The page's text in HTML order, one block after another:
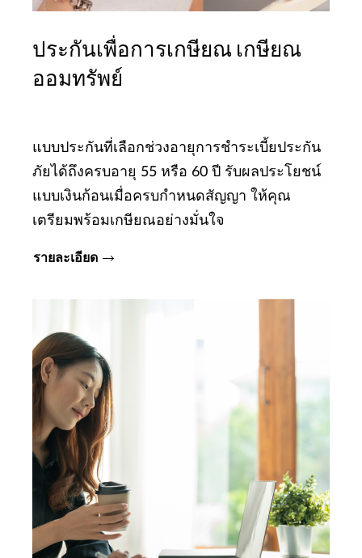
ประกันเพื่อการเกษียณ เกษียณ
ออมทรัพย์
แบบประกันที่เลือกช่วงอายุการชำระเบี้ยประกัน
ภัยได้ถึงครบอายุ 55 หรือ 60 ปี รับผลประโยชน์
แบบเงินก้อนเมื่อครบกำหนดสัญญา ให้คุณ
เตรียมพร้อมเกษียณอย่างมั่นใจ
รายละเอียด